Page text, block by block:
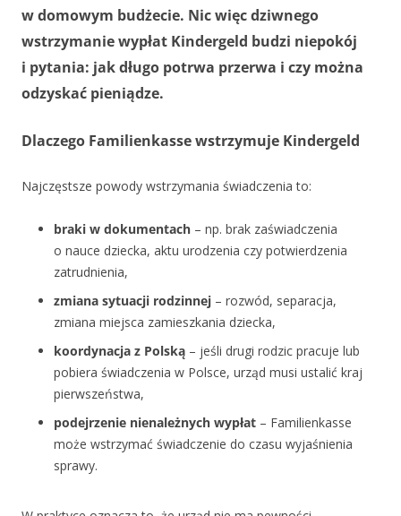
w domowym budżecie. Nic więc dziwnego
wstrzymanie wypłat Kindergeld budzi niepokój
i pytania: jak długo potrwa przerwa i czy można
odzyskać pieniądze.
Dlaczego Familienkasse wstrzymuje Kindergeld
Najczęstsze powody wstrzymania świadczenia to:
braki w dokumentach – np. brak zaświadczenia
o nauce dziecka, aktu urodzenia czy potwierdzenia
zatrudnienia,
zmiana sytuacji rodzinnej – rozwód, separacja,
zmiana miejsca zamieszkania dziecka,
koordynacja z Polską – jeśli drugi rodzic pracuje lub
pobiera świadczenia w Polsce, urząd musi ustalić kraj
pierwszeństwa,
podejrzenie nienależnych wypłat – Familienkasse
może wstrzymać świadczenie do czasu wyjaśnienia
sprawy.